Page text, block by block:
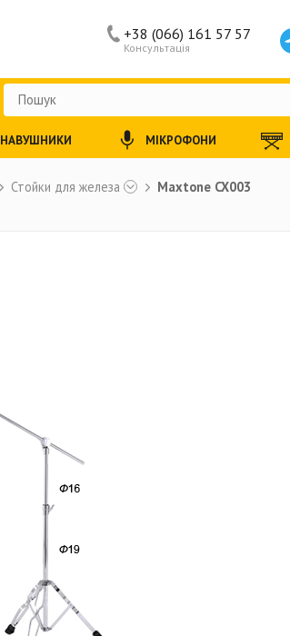
Стойки для железа Maxtone CX003
Консультація
+38 (066) 161 57 57
НАВУШНИКИ МІКРОФОНИ